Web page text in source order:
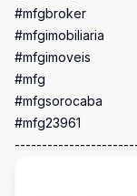
#mfgbroker
#mfgimobiliaria
#mfgimoveis
#mfg
#mfgsorocaba
#mfg23961